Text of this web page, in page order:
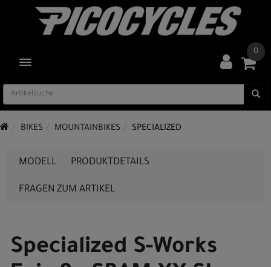
TOGGLE NAVIGATION
0
BIKES MOUNTAINBIKES SPECIALIZED
MODELL PRODUKTDETAILS
FRAGEN ZUM ARTIKEL
Specialized S-Works